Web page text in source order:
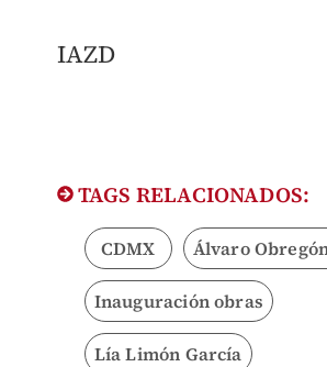
IAZD
TAGS RELACIONADOS:
CDMX Álvaro
Inauguración obras
Lía Limón García